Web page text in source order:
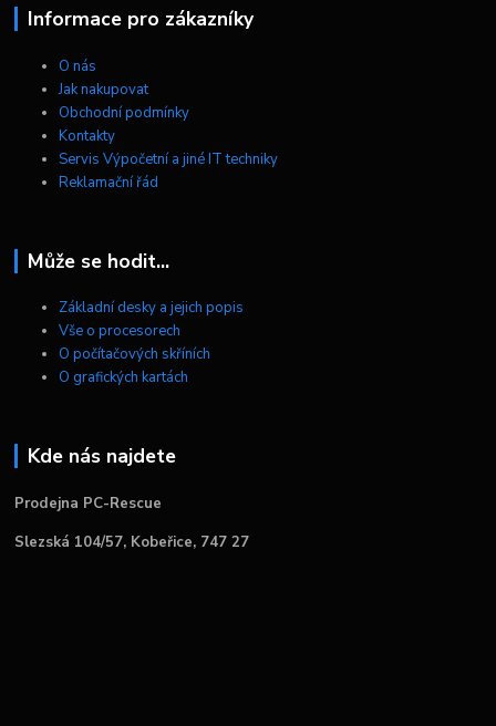
Informace pro zákazníky
O nás
Jak nakupovat
Obchodní podmínky
Kontakty
Servis Výpočetní a jiné IT techniky
Reklamační řád
Může se hodit...
Základní desky a jejich popis
Vše o procesorech
O počítačových skříních
O grafických kartách
Kde nás najdete
Prodejna PC-Rescue
Slezská 104/57, Kobeřice, 747 27